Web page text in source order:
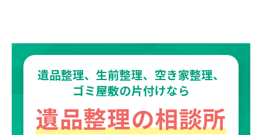
遺品整理、生前整理、空き家整理、
ゴミ屋敷の片付けなら
遺品整理の相談所